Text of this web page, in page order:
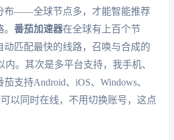
布——全球节点多，才能智能推荐
番茄加速器在全球有上百个节
动匹配最快的线路，召唤与合成的
内。其次是多平台支持，我手机、
支持Android、iOS、Windows、
以同时在线，不用切换账号，这点